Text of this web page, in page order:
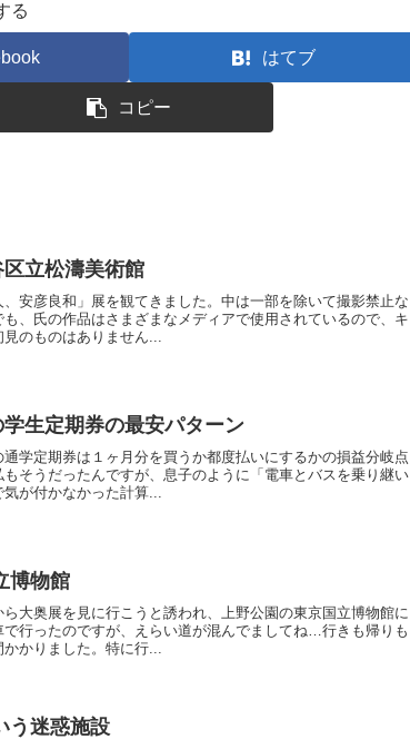
る
はてブ
コピー
区立松濤美術館
安彦良和」展を観てきました。中は一部を除いて撮影禁止な
、氏の作品はさまざまなメディアで使用されているので、キ
のものはありません...
生定期券の最安パターン
学定期券は１ヶ月分を買うか都度払いにするかの損益分岐点
そうだったんですが、息子のように「電車とバスを乗り継い
が付かなかった計算...
博物館
大奥展を見に行こうと誘われ、上野公園の東京国立博物館に
行ったのですが、えらい道が混んでましてね…行きも帰りも
かりました。特に行...
う迷惑施設